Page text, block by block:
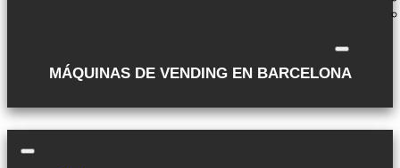
MÁQUINAS DE VENDING EN BARCELONA